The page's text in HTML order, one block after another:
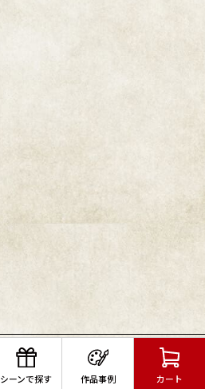
シーンで探す 作品事例 カート